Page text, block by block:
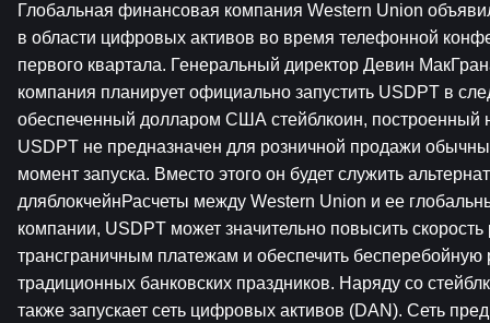
Глобальная финансовая компания Western Union
в области цифровых активов во время телефонной
первого квартала. Генеральный директор Девин
компания планирует официально запустить USDPT в
обеспеченный долларом США стейблкоин, построенный
USDPT не предназначен для розничной продажи
момент запуска. Вместо этого он будет служить
дляблокчейнРасчеты между Western Union и ее
компании, USDPT может значительно повысить скорость
трансграничным платежам и обеспечить бесперебойную
традиционных банковских праздников. Наряду со
также запускает сеть цифровых активов (DAN). Сеть